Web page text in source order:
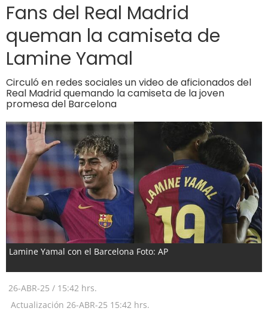
Fans del Real Madrid
queman la camiseta de
Lamine Yamal
Circuló en redes sociales un video de aficionados del
Real Madrid quemando la camiseta de la joven
promesa del Barcelona
Lamine Yamal con el Barcelona Foto: AP
26-ABR-25 / 15:42 hrs.
Actualización 26-ABR-25 15:42 hrs.